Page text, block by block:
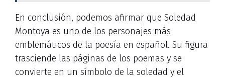
En conclusión, podemos afirmar que Soledad
Montoya es uno de los personajes más
emblemáticos de la poesía en español. Su figura
trasciende las páginas de los poemas y se
convierte en un símbolo de la soledad y el